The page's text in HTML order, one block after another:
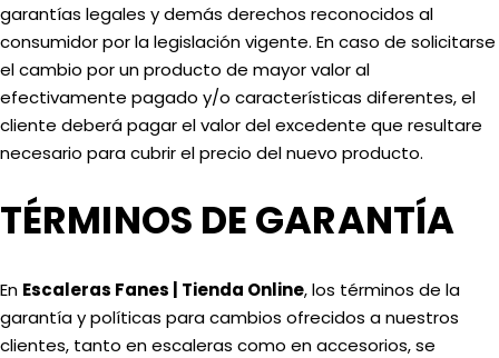
garantías legales y demás derechos reconocidos al
consumidor por la legislación vigente. En caso de solicitarse
el cambio por un producto de mayor valor al
efectivamente pagado y/o características diferentes, el
cliente deberá pagar el valor del excedente que resultare
necesario para cubrir el precio del nuevo producto.
TÉRMINOS DE GARANTÍA
En Escaleras Fanes | Tienda Online, los términos de la
garantía y políticas para cambios ofrecidos a nuestros
clientes, tanto en escaleras como en accesorios, se